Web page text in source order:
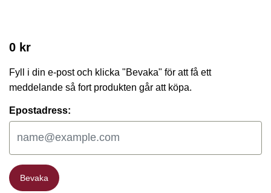
0 kr
Fyll i din e-post och klicka "Bevaka" för att få ett
meddelande så fort produkten går att köpa.
Epostadress:
Bevaka
Bevaka